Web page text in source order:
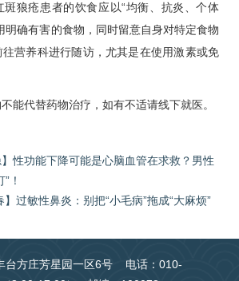
斑狼疮患者的饮食应以“均衡、抗炎、个体
明确有害的食物，同时留意自身对特定食物
营养科进行随访，尤其是在使用激素或免
能代替药物治疗，如有不适请线下就医。
】性功能下降可能是心脑血管在求救？男性
！
】过敏性鼻炎：别把“小毛病”拖成“大麻烦”
台方庄芳星园一区6号 电话：010-